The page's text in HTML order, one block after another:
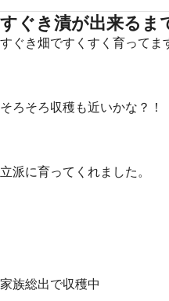
すぐき漬が出来るま
すぐき畑ですくすく育ってま
そろそろ収穫も近いかな？！
立派に育ってくれました。
家族総出で収穫中